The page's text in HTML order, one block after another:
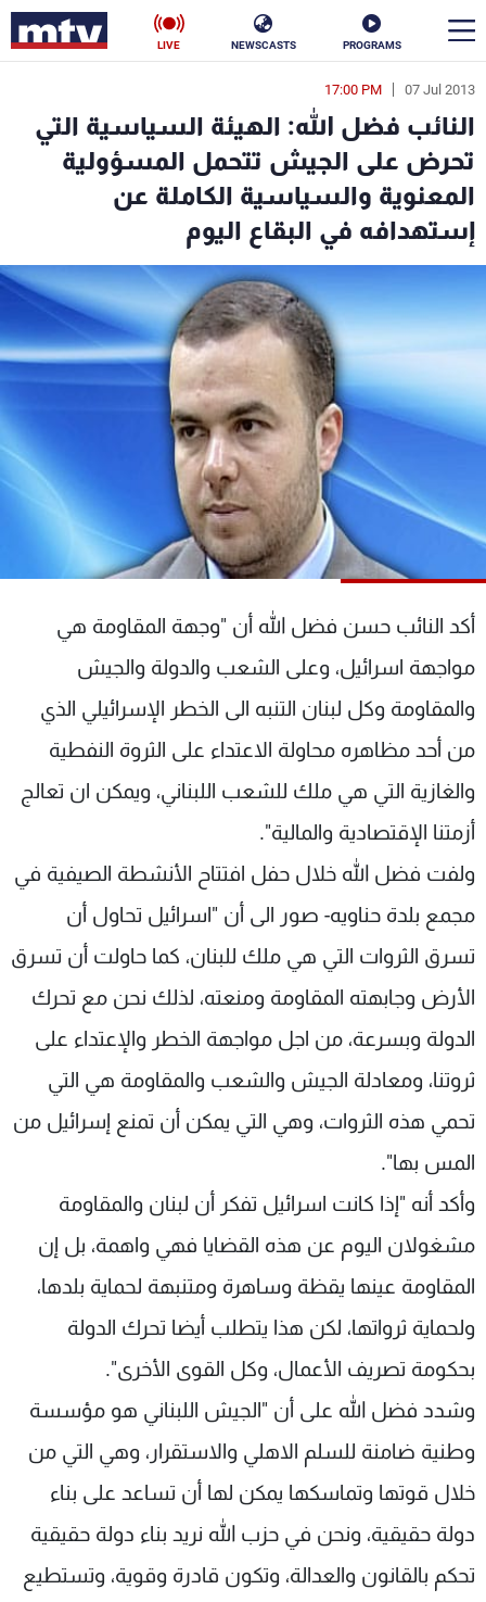
PROGRAMS
NEWSCASTS
LIVE
07 Jul 2013
17:00 PM
النائب فضل الله: الهيئة السياسية التي
تحرض على الجيش تتحمل المسؤولية
المعنوية والسياسية الكاملة عن
إستهدافه في البقاع اليوم
أكد النائب حسن فضل الله أن "وجهة المقاومة هي
مواجهة اسرائيل، وعلى الشعب والدولة والجيش
والمقاومة وكل لبنان التنبه الى الخطر الإسرائيلي الذي
من أحد مظاهره محاولة الاعتداء على الثروة النفطية
والغازية التي هي ملك للشعب اللبناني، ويمكن ان تعالج
أزمتنا الإقتصادية والمالية".
ولفت فضل الله خلال حفل افتتاح الأنشطة الصيفية في
مجمع بلدة حناويه- صور الى أن "اسرائيل تحاول أن
تسرق الثروات التي هي ملك للبنان، كما حاولت أن تسرق
الأرض وجابهته المقاومة ومنعته، لذلك نحن مع تحرك
الدولة وبسرعة، من اجل مواجهة الخطر والإعتداء على
ثروتنا، ومعادلة الجيش والشعب والمقاومة هي التي
تحمي هذه الثروات، وهي التي يمكن أن تمنع إسرائيل من
المس بها".
وأكد أنه "إذا كانت اسرائيل تفكر أن لبنان والمقاومة
مشغولان اليوم عن هذه القضايا فهي واهمة، بل إن
المقاومة عينها يقظة وساهرة ومتنبهة لحماية بلدها،
ولحماية ثرواتها، لكن هذا يتطلب أيضا تحرك الدولة
بحكومة تصريف الأعمال، وكل القوى الأخرى".
وشدد فضل الله على أن "الجيش اللبناني هو مؤسسة
وطنية ضامنة للسلم الاهلي والاستقرار، وهي التي من
خلال قوتها وتماسكها يمكن لها أن تساعد على بناء
دولة حقيقية، ونحن في حزب الله نريد بناء دولة حقيقية
تحكم بالقانون والعدالة، وتكون قادرة وقوية، وتستطيع
en
الأخبار
سياسة ناس
إقتصاد فن
منوعات رياضة
كأس العالم
جدول البرامج
شاهد البرامج
الترددات
عن MTV
الإنـتـاج
لاعلاناتكم
وظائف
تواصل معنا
شروط الإسـتخدام
سياسة الخصوصية